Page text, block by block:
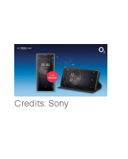
Credits: Sony